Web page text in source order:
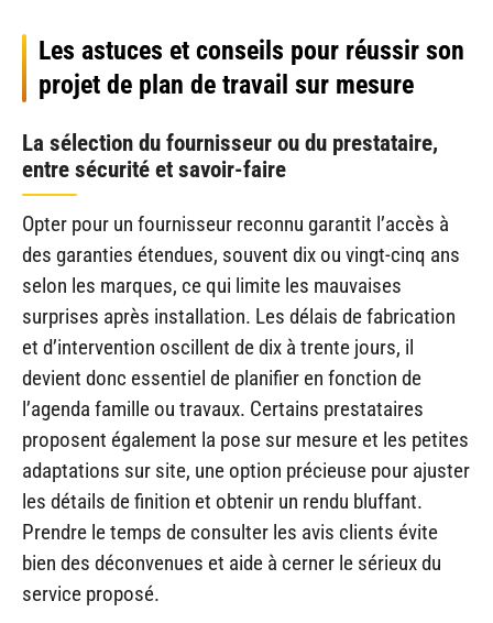
Les astuces et conseils pour réussir son
projet de plan de travail sur mesure
La sélection du fournisseur ou du prestataire,
entre sécurité et savoir-faire
Opter pour un fournisseur reconnu garantit l’accès à
des garanties étendues, souvent dix ou vingt-cinq ans
selon les marques, ce qui limite les mauvaises
surprises après installation. Les délais de fabrication
et d’intervention oscillent de dix à trente jours, il
devient donc essentiel de planifier en fonction de
l’agenda famille ou travaux. Certains prestataires
proposent également la pose sur mesure et les petites
adaptations sur site, une option précieuse pour ajuster
les détails de finition et obtenir un rendu bluffant.
Prendre le temps de consulter les avis clients évite
bien des déconvenues et aide à cerner le sérieux du
service proposé.